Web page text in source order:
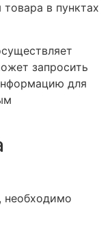
в пунктах
запросить
для
необходимо